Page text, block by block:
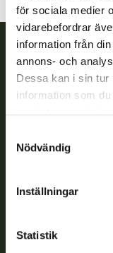
för sociala medier
vidarebefordrar
information från
annons- och
Dessa kan i sin tur
information som
Nödvändig
Inställningar
Statistik
Finlands
verkställs och
som föreskrivs.